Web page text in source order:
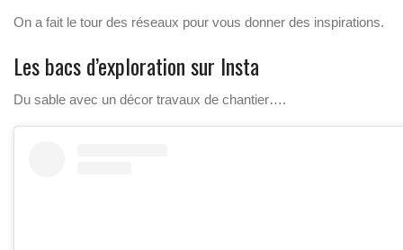
On a fait le tour des réseaux pour vous donner des inspirations.
Les bacs d’exploration sur Insta
Du sable avec un décor travaux de chantier….